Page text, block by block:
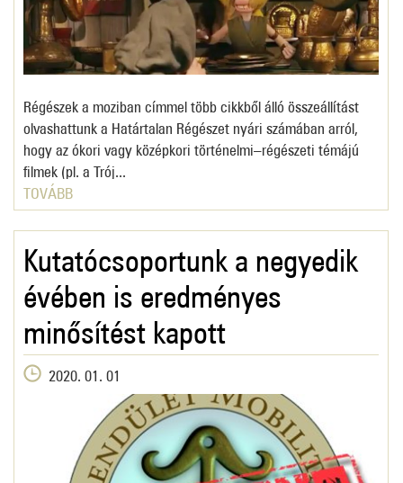
Régészek a moziban címmel több cikkből álló összeállítást
olvashattunk a Határtalan Régészet nyári számában arról,
hogy az ókori vagy középkori történelmi–régészeti témájú
filmek (pl. a Trój...
TOVÁBB
Kutatócsoportunk a negyedik
évében is eredményes
minősítést kapott
2020. 01. 01